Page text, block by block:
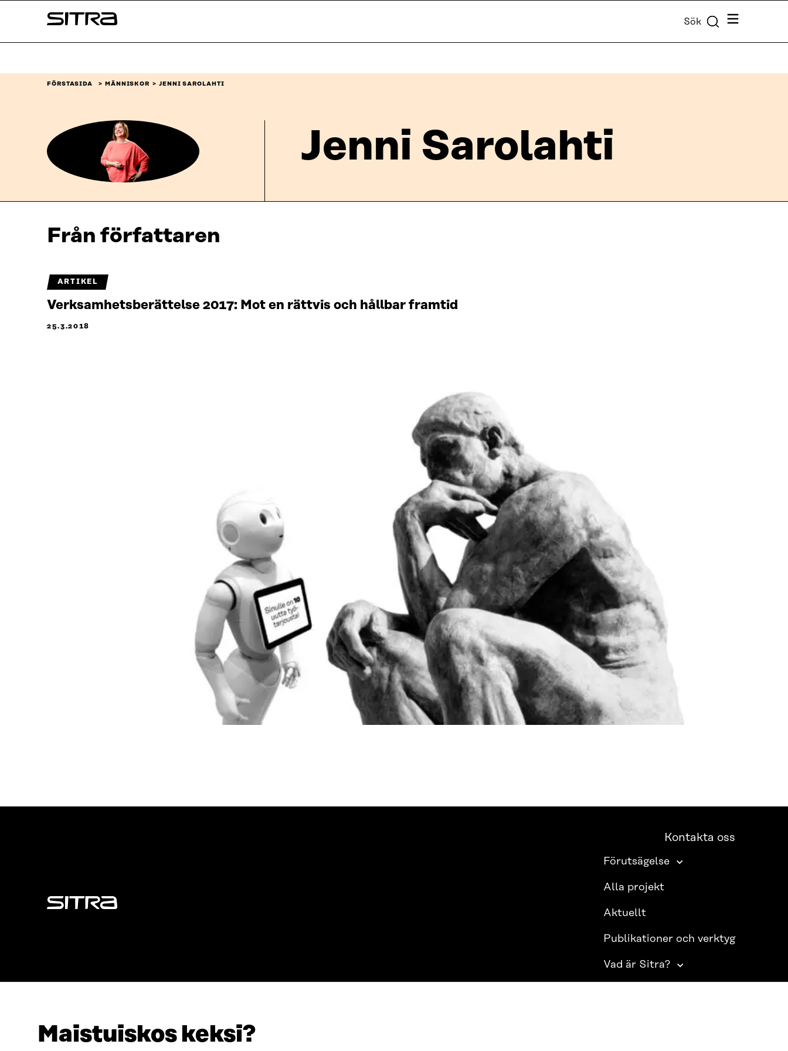
Maistuiskos keksi?
↓
Sitra Sök Meny
FÖRSTASIDA MÄNNISKOR JENNI SAROLAHTI
Jenni Sarolahti
Från författaren
ARTIKEL
Verksamhetsberättelse 2017: Mot en rättvis och hållbar framtid
25.3.2018
Sitra
Kontakta oss
Förutsägelse
Alla projekt
Aktuellt
Publikationer och verktyg
Vad är Sitra?